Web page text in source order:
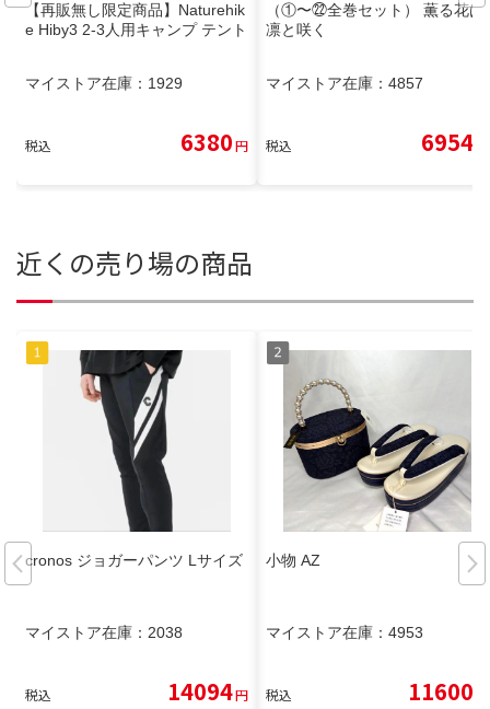
【再販無し限定商品】Naturehik
e Hiby3 2-3人用キャンプ テント
マイストア在庫： 1929
税込 6380円
（①〜㉒全巻セット） 薫る花は
凛と咲く
マイストア在庫： 4857
税込 6954
近くの売り場の商品
cronos ジョガーパンツ Lサイズ
マイストア在庫： 2038
税込 14094円
小物 AZ
マイストア在庫： 4953
税込 11600